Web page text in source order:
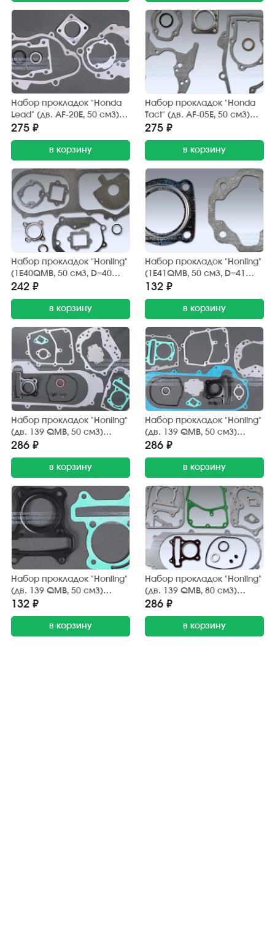
Набор прокладок "Honda
Lead" (дв. AF-20E, 50 см3)
двигателя (7 шт.) Gasket
275 ₽
в корзину
Набор прокладок "Honda
Tact" (дв. AF-05E, 50 см3)
двигателя (7 шт.) TAIEN
275 ₽
в корзину
Набор прокладок "Honling"
(1E40QMB, 50 см3, D=40
мм.) двигателя (9 шт.)
GXMOTOR
242 ₽
в корзину
Набор прокладок "Honling"
(1E41QMB, 50 см3, D=41
мм.), "Suzuki Ran" (GS-50)
поршн. группы 2 шт. SN
132 ₽
в корзину
Набор прокладок "Honling"
(дв. 139 QMB, 50 см3)
двигателя, диск 10" (13 шт.)
ZGF
286 ₽
в корзину
Набор прокладок "Honling"
(дв. 139 QMB, 50 см3)
двигателя, диск 12" (13 шт.)
ZGF
286 ₽
в корзину
Набор прокладок "Honling"
(дв. 139 QMB, 50 см3)
поршневой группы (2 шт.)
ZGF
132 ₽
в корзину
Набор прокладок "Honling"
(дв. 139 QMB, 80 см3)
двигателя, диск 10" (12 шт.)
ZGF
286 ₽
в корзину